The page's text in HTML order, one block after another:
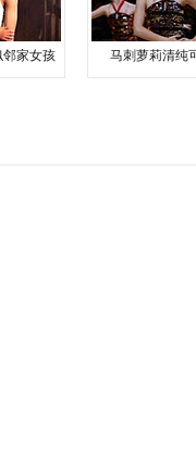
邻家女孩 马刺萝莉清纯